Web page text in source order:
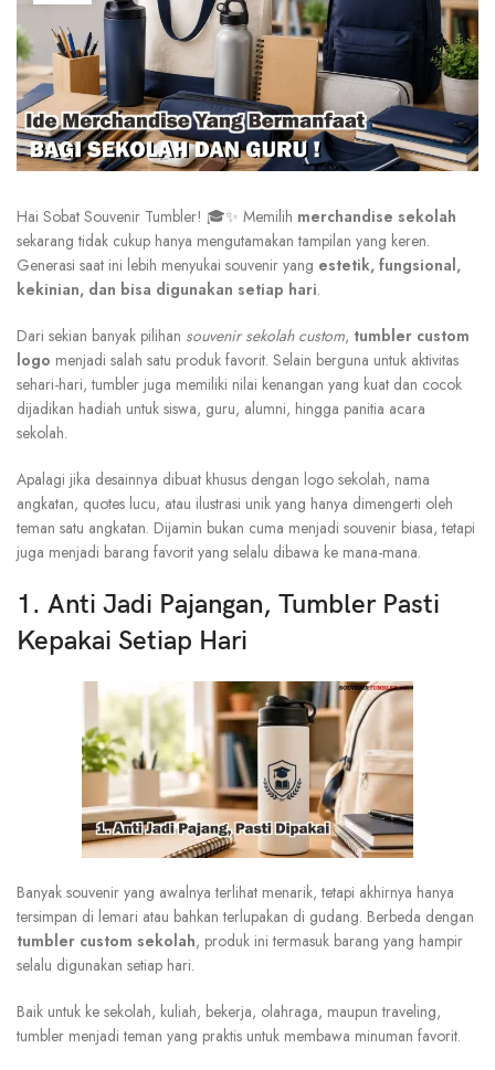
Hai Sobat Souvenir Tumbler! 🎓✨ Memilih merchandise sekolah
sekarang tidak cukup hanya mengutamakan tampilan yang keren.
Generasi saat ini lebih menyukai souvenir yang estetik, fungsional,
kekinian, dan bisa digunakan setiap hari.
Dari sekian banyak pilihan souvenir sekolah custom, tumbler custom
logo menjadi salah satu produk favorit. Selain berguna untuk aktivitas
sehari-hari, tumbler juga memiliki nilai kenangan yang kuat dan cocok
dijadikan hadiah untuk siswa, guru, alumni, hingga panitia acara
sekolah.
Apalagi jika desainnya dibuat khusus dengan logo sekolah, nama
angkatan, quotes lucu, atau ilustrasi unik yang hanya dimengerti oleh
teman satu angkatan. Dijamin bukan cuma menjadi souvenir biasa, tetapi
juga menjadi barang favorit yang selalu dibawa ke mana-mana.
1. Anti Jadi Pajangan, Tumbler Pasti
Kepakai Setiap Hari
Banyak souvenir yang awalnya terlihat menarik, tetapi akhirnya hanya
tersimpan di lemari atau bahkan terlupakan di gudang. Berbeda dengan
tumbler custom sekolah, produk ini termasuk barang yang hampir
selalu digunakan setiap hari.
Baik untuk ke sekolah, kuliah, bekerja, olahraga, maupun traveling,
tumbler menjadi teman yang praktis untuk membawa minuman favorit.